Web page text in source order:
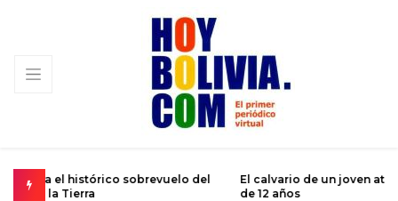
El calvario de un joven atrapado en el cuerpo de un niño
de 12 años